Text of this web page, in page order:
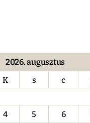
2026. augusztus
K s c
4 5 6